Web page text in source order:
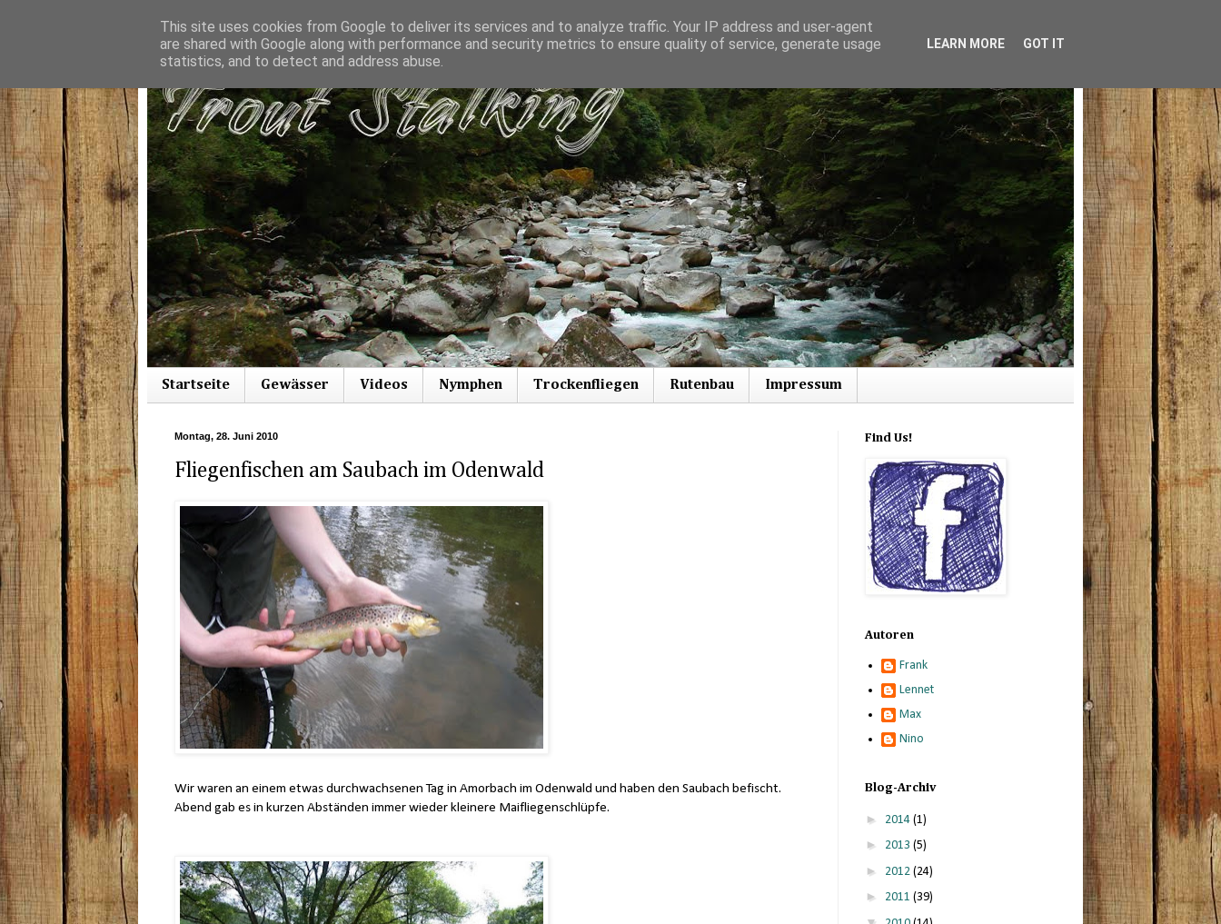
Startseite Gewässer Videos Nymphen Trockenfliegen Rutenbau Impressum
Montag, 28. Juni 2010
Fliegenfischen am Saubach im Odenwald
Wir waren an einem etwas durchwachsenen Tag in Amorbach im Odenwald und haben den Saubach befischt.
Abend gab es in kurzen Abständen immer wieder kleinere Maifliegenschlüpfe.
Find Us!
Autoren
Frank
Lennet
Max
Nino
Blog-Archiv
► 2014 (1)
► 2013 (5)
► 2012 (24)
► 2011 (39)
This site uses cookies from Google to deliver its services and to analyze traffic. Your IP address and user-agent
are shared with Google along with performance and security metrics to ensure quality of service, generate usage
statistics, and to detect and address abuse.
LEARN MORE GOT IT